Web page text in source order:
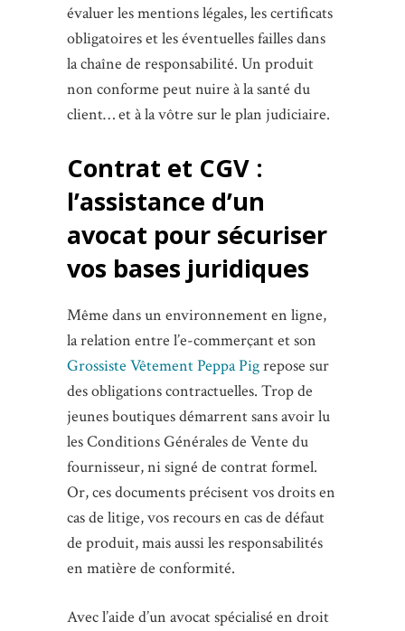
évaluer les mentions légales, les certificats
obligatoires et les éventuelles failles dans
la chaîne de responsabilité. Un produit
non conforme peut nuire à la santé du
client… et à la vôtre sur le plan judiciaire.
Contrat et CGV :
l’assistance d’un
avocat pour sécuriser
vos bases juridiques
Même dans un environnement en ligne,
la relation entre l’e-commerçant et son
Grossiste Vêtement Peppa Pigrepose sur
des obligations contractuelles. Trop de
jeunes boutiques démarrent sans avoir lu
les Conditions Générales de Vente du
fournisseur, ni signé de contrat formel.
Or, ces documents précisent vos droits en
cas de litige, vos recours en cas de défaut
de produit, mais aussi les responsabilités
en matière de conformité.
Avec l’aide d’un avocat spécialisé en droit